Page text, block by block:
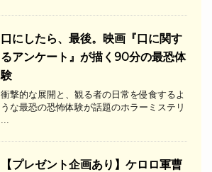
口にしたら、最後。映画『口に関す
るアンケート』が描く90分の最恐体
験
衝撃的な展開と、観る者の日常を侵食するよ
うな最恐の恐怖体験が話題のホラーミステリ
【プレゼント企画あり】ケロロ軍曹